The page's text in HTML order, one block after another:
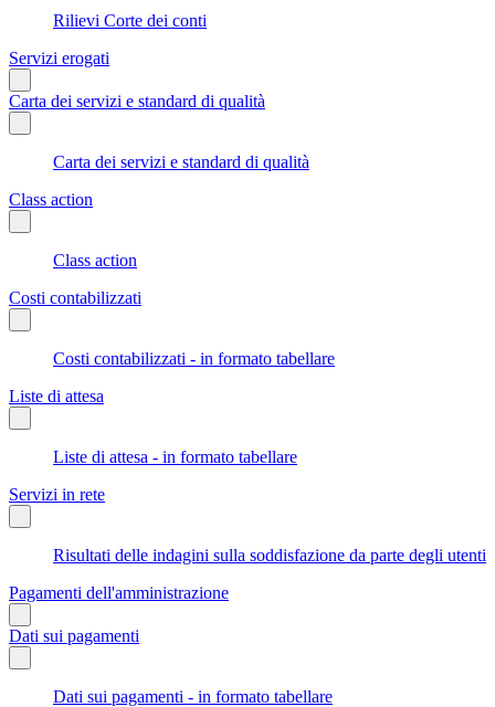
Rilievi Corte dei conti
Servizi erogati
Carta dei servizi e standard di qualità
Carta dei servizi e standard di qualità
Class action
Class action
Costi contabilizzati
Costi contabilizzati - in formato tabellare
Liste di attesa
Liste di attesa - in formato tabellare
Servizi in rete
Risultati delle indagini sulla soddisfazione da parte degli utenti
Pagamenti dell'amministrazione
Dati sui pagamenti
Dati sui pagamenti - in formato tabellare